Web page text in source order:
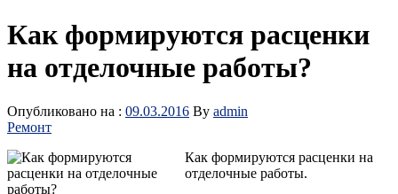
Как формируются расценки
на отделочные работы?
Опубликовано на : 09.03.2016 By admin
Ремонт
Как формируются расценки на
отделочные работы.